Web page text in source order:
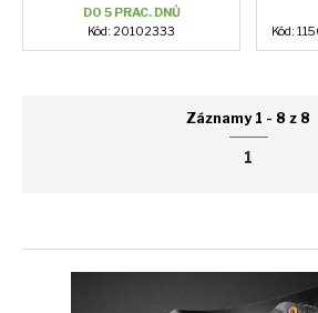
DO 5 PRAC. DNŮ
Kód: 20102333
Kód:
Záznamy 1 - 8 z 8
1